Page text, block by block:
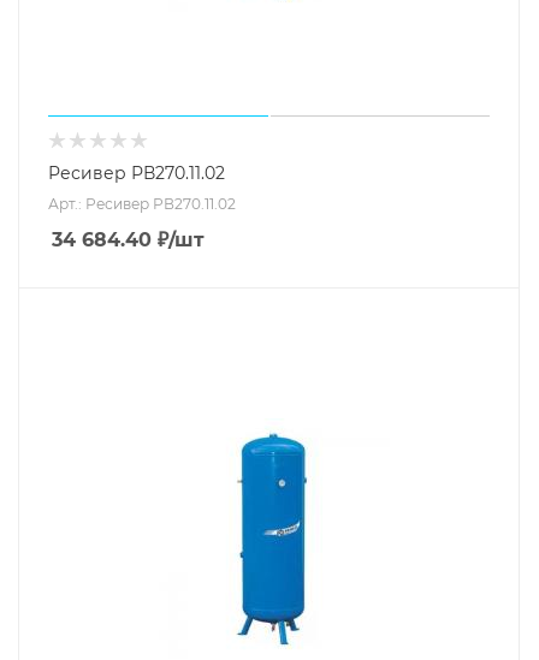
Ресивер РВ270.11.02
Арт.: Ресивер РВ270.11.02
34 684.40 ₽/шт